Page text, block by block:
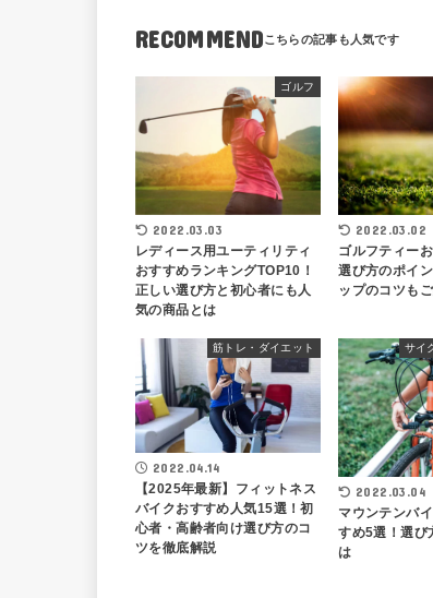
RECOMMEND
ゴルフ
2022.03.03
レディース用ユーティリティ
おすすめランキングTOP10！
正しい選び方と初心者にも人
気の商品とは
2022.03.02
ゴルフティー
選び方のポイ
ップのコツも
筋トレ・ダイエット
2022.04.14
【2025年最新】フィットネス
バイクおすすめ人気15選！初
心者・高齢者向け選び方のコ
ツを徹底解説
サイ
2022.03.04
マウンテンバ
すめ5選！選び
は